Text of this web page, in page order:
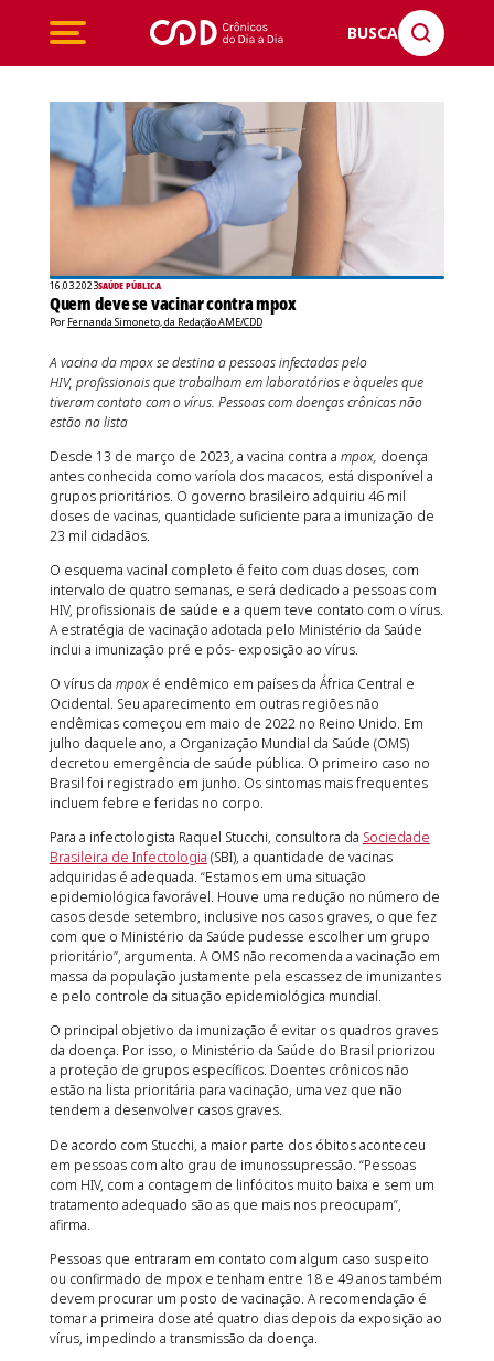
BUSCA
16.03.2023SAÚDE PÚBLICA
Quem deve se vacinar contra mpox
Por Fernanda Simoneto, da Redação AME/CDD
A vacina da mpox se destina a pessoas infectadas pelo
HIV, profissionais que trabalham em laboratórios e àqueles que
tiveram contato com o vírus. Pessoas com doenças crônicas não
estão na lista
Desde 13 de março de 2023, a vacina contra a mpox, doença
antes conhecida como varíola dos macacos, está disponível a
grupos prioritários. O governo brasileiro adquiriu 46 mil
doses de vacinas, quantidade suficiente para a imunização de
23 mil cidadãos.
O esquema vacinal completo é feito com duas doses, com
intervalo de quatro semanas, e será dedicado a pessoas com
HIV, profissionais de saúde e a quem teve contato com o vírus.
A estratégia de vacinação adotada pelo Ministério da Saúde
inclui a imunização pré e pós- exposição ao vírus.
O vírus da mpox é endêmico em países da África Central e
Ocidental. Seu aparecimento em outras regiões não
endêmicas começou em maio de 2022 no Reino Unido. Em
julho daquele ano, a Organização Mundial da Saúde (OMS)
decretou emergência de saúde pública. O primeiro caso no
Brasil foi registrado em junho. Os sintomas mais frequentes
incluem febre e feridas no corpo.
Para a infectologista Raquel Stucchi, consultora da Sociedade
Brasileira de Infectologia (SBI), a quantidade de vacinas
adquiridas é adequada. “Estamos em uma situação
epidemiológica favorável. Houve uma redução no número de
casos desde setembro, inclusive nos casos graves, o que fez
com que o Ministério da Saúde pudesse escolher um grupo
prioritário”, argumenta. A OMS não recomenda a vacinação em
massa da população justamente pela escassez de imunizantes
e pelo controle da situação epidemiológica mundial.
O principal objetivo da imunização é evitar os quadros graves
da doença. Por isso, o Ministério da Saúde do Brasil priorizou
a proteção de grupos específicos. Doentes crônicos não
estão na lista prioritária para vacinação, uma vez que não
tendem a desenvolver casos graves.
De acordo com Stucchi, a maior parte dos óbitos aconteceu
em pessoas com alto grau de imunossupressão. “Pessoas
com HIV, com a contagem de linfócitos muito baixa e sem um
tratamento adequado são as que mais nos preocupam”,
afirma.
Pessoas que entraram em contato com algum caso suspeito
ou confirmado de mpox e tenham entre 18 e 49 anos também
devem procurar um posto de vacinação. A recomendação é
tomar a primeira dose até quatro dias depois da exposição ao
vírus, impedindo a transmissão da doença.